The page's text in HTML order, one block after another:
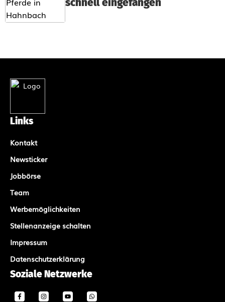
schnell eingefangen
Links
Kontakt
Newsticker
Jobbörse
Team
Werbemöglichkeiten
Stellenanzeige schalten
Impressum
Datenschutzerklärung
Soziale Netzwerke